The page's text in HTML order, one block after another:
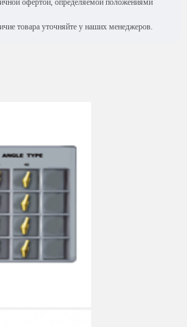
офертой, определяемой положениями
товара уточняйте у наших менеджеров.